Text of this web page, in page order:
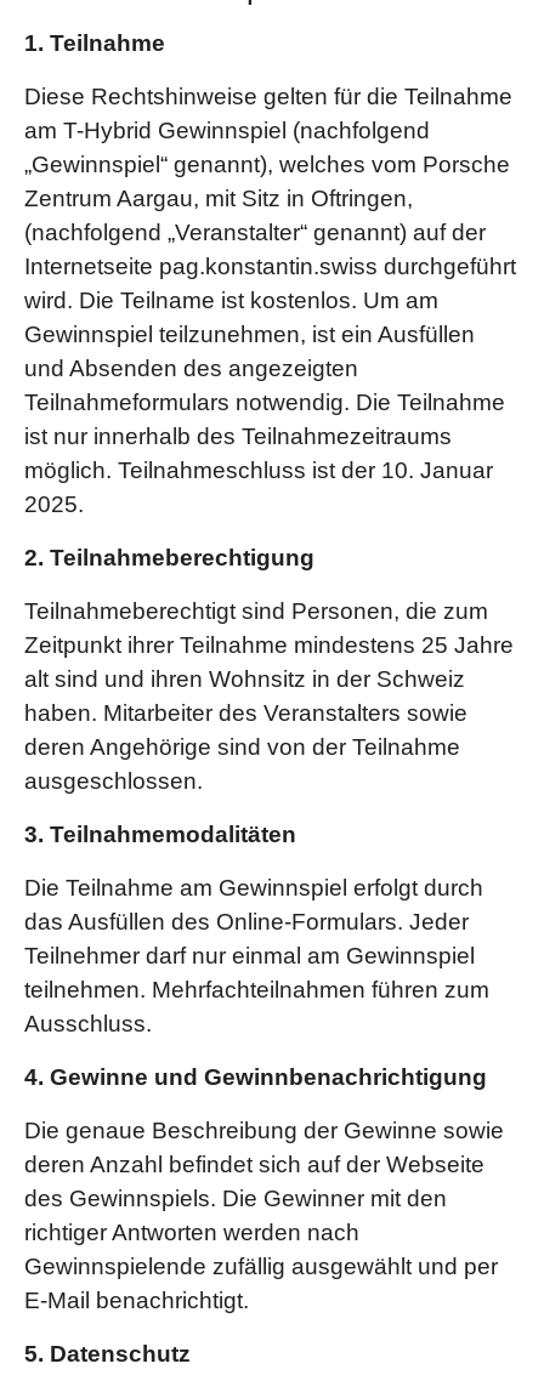
1. Teilnahme
Diese Rechtshinweise gelten für die Teilnahme
am T-Hybrid Gewinnspiel (nachfolgend
„Gewinnspiel“ genannt), welches vom Porsche
Zentrum Aargau, mit Sitz in Oftringen,
(nachfolgend „Veranstalter“ genannt) auf der
Internetseite pag.konstantin.swiss durchgeführt
wird. Die Teilname ist kostenlos. Um am
Gewinnspiel teilzunehmen, ist ein Ausfüllen
und Absenden des angezeigten
Teilnahmeformulars notwendig. Die Teilnahme
ist nur innerhalb des Teilnahmezeitraums
möglich. Teilnahmeschluss ist der 10. Januar
2025.
2. Teilnahmeberechtigung
Teilnahmeberechtigt sind Personen, die zum
Zeitpunkt ihrer Teilnahme mindestens 25 Jahre
alt sind und ihren Wohnsitz in der Schweiz
haben. Mitarbeiter des Veranstalters sowie
deren Angehörige sind von der Teilnahme
ausgeschlossen.
3. Teilnahmemodalitäten
Die Teilnahme am Gewinnspiel erfolgt durch
das Ausfüllen des Online-Formulars. Jeder
Teilnehmer darf nur einmal am Gewinnspiel
teilnehmen. Mehrfachteilnahmen führen zum
Ausschluss.
4. Gewinne und Gewinnbenachrichtigung
Die genaue Beschreibung der Gewinne sowie
deren Anzahl befindet sich auf der Webseite
des Gewinnspiels. Die Gewinner mit den
richtiger Antworten werden nach
Gewinnspielende zufällig ausgewählt und per
E-Mail benachrichtigt.
5. Datenschutz